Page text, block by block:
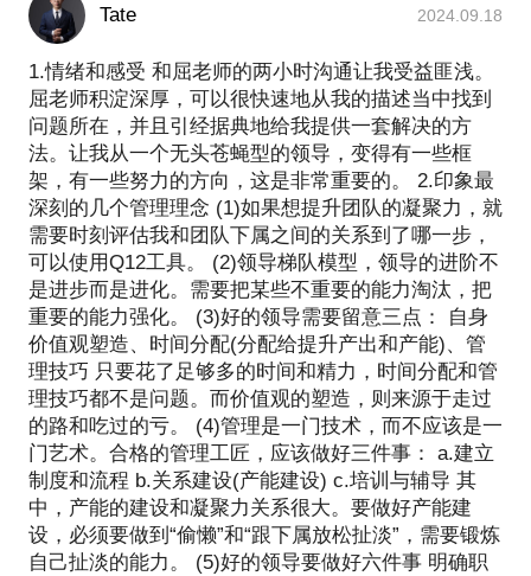
Tate 2024.09.18
1.情绪和感受 和屈老师的两小时沟通让我受益匪浅。
屈老师积淀深厚，可以很快速地从我的描述当中找到
问题所在，并且引经据典地给我提供一套解决的方
法。让我从一个无头苍蝇型的领导，变得有一些框
架，有一些努力的方向，这是非常重要的。 2.印象最
深刻的几个管理理念 (1)如果想提升团队的凝聚力，就
需要时刻评估我和团队下属之间的关系到了哪一步，
可以使用Q12工具。 (2)领导梯队模型，领导的进阶不
是进步而是进化。需要把某些不重要的能力淘汰，把
重要的能力强化。 (3)好的领导需要留意三点： 自身
价值观塑造、时间分配(分配给提升产出和产能)、管
理技巧 只要花了足够多的时间和精力，时间分配和管
理技巧都不是问题。而价值观的塑造，则来源于走过
的路和吃过的亏。 (4)管理是一门技术，而不应该是一
门艺术。合格的管理工匠，应该做好三件事： a.建立
制度和流程 b.关系建设(产能建设) c.培训与辅导 其
中，产能的建设和凝聚力关系很大。要做好产能建
设，必须要做到“偷懒”和“跟下属放松扯淡”，需要锻炼
自己扯淡的能力。 (5)好的领导要做好六件事 明确职